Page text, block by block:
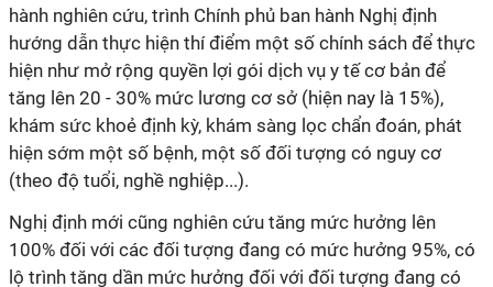
hành nghiên cứu, trình Chính phủ ban hành Nghị định
hướng dẫn thực hiện thí điểm một số chính sách để thực
hiện như mở rộng quyền lợi gói dịch vụ y tế cơ bản để
tăng lên 20 - 30% mức lương cơ sở (hiện nay là 15%),
khám sức khoẻ định kỳ, khám sàng lọc chẩn đoán, phát
hiện sớm một số bệnh, một số đối tượng có nguy cơ
(theo độ tuổi, nghề nghiệp...).
Nghị định mới cũng nghiên cứu tăng mức hưởng lên
100% đối với các đối tượng đang có mức hưởng 95%, có
lộ trình tăng dần mức hưởng đối với đối tượng đang có